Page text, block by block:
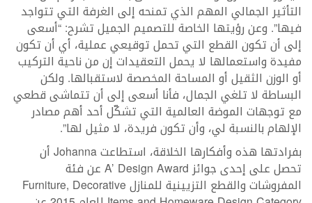
التأثير الجمالي المهم الذي تمنحه إلى الغرفة التي تتواجد
فيها”. وعن رؤيتها الخاصة للتصميم الجميل تشرح: “أسعى
إلى أن تكون القطع التي تحمل توقيعي عملية، أي أن تكون
مفيدة واستعمالها لا يحمل التعقيدات إن من ناحية التركيب
أو الوزن الثقيل أو المساحة المخصصة لاستقبالها. ولكن
البساطة لا تلغي الجمال، فأنا أسعى إلى أن تتماشى قطعي
مع توجهات الموضة العالمية التي تشكّل أحد أهم مصادر
الإلهام بالنسبة لي، وأن تكون فريدة، لا مثيل لها”.
بفرادتها هذه وأفكارها الخلاقة، استطاعت Johanna أن
تحصل على إحدى جوائز A’ Design Award عن فئة
المفروشات والقطع التزيينية للمنازل Furniture, Decorative